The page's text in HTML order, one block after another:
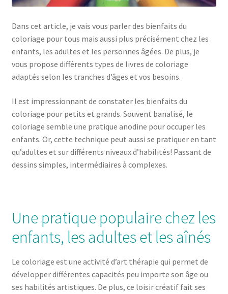
Dans cet article, je vais vous parler des bienfaits du
coloriage pour tous mais aussi plus précisément chez les
enfants, les adultes et les personnes âgées. De plus, je
vous propose différents types de livres de coloriage
adaptés selon les tranches d’âges et vos besoins.
Il est impressionnant de constater les bienfaits du
coloriage pour petits et grands. Souvent banalisé, le
coloriage semble une pratique anodine pour occuper les
enfants. Or, cette technique peut aussi se pratiquer en tant
qu’adultes et sur différents niveaux d’habilités! Passant de
dessins simples, intermédiaires à complexes.
Une pratique populaire chez les
enfants, les adultes et les aînés
Le coloriage est une activité d’art thérapie qui permet de
développer différentes capacités peu importe son âge ou
ses habilités artistiques. De plus, ce loisir créatif fait ses